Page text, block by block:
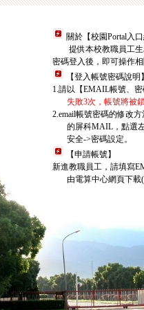
關於【校園Portal入
提供本校教職員工生
密碼登入後，即可操作
【登入帳號密碼說明
1.請以【EMAIL帳號、
失敗3次，帳號將被鎖
2.email帳號密碼的修改
的屏科MAIL，點選左
安全->密碼設定。
【申請帳號】
新進教職員工，請填寫
由電算中心網頁下